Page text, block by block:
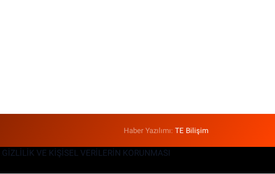
Haber Yazılımı:TE Bilişim
GİZLİLİK VE KİŞİSEL VERİLERİN KORUNMASI